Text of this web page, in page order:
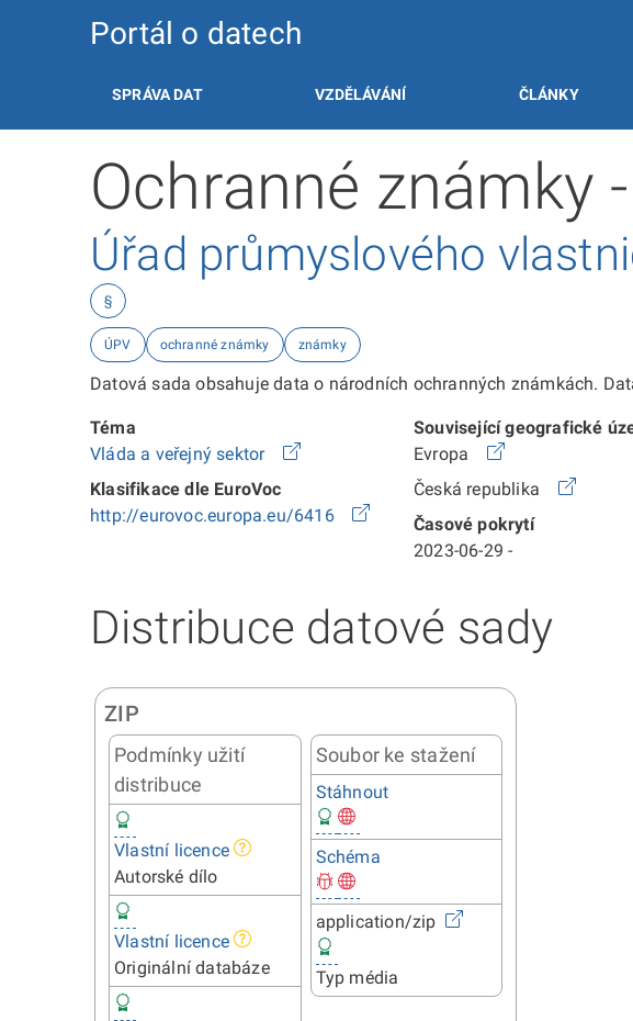
Portál o datech
SPRÁVA DAT VZDĚLÁVÁNÍ ČLÁNKY
Ochranné známky
Úřad průmyslového
§
ÚPV ochranné známky známky
Datová sada obsahuje data o národních ochranných známkách.
Téma
Vláda a veřejný sektor
Klasifikace dle EuroVoc
http://eurovoc.europa.eu/6416
Související geografické
Evropa
Česká republika
Časové pokrytí
2023-06-29 -
Distribuce datové sady
ZIP
Podmínky užití
distribuce
Vlastní licence
Autorské dílo
Vlastní licence
Originální databáze
Soubor ke stažení
Stáhnout
Schéma
application/zip
Typ média